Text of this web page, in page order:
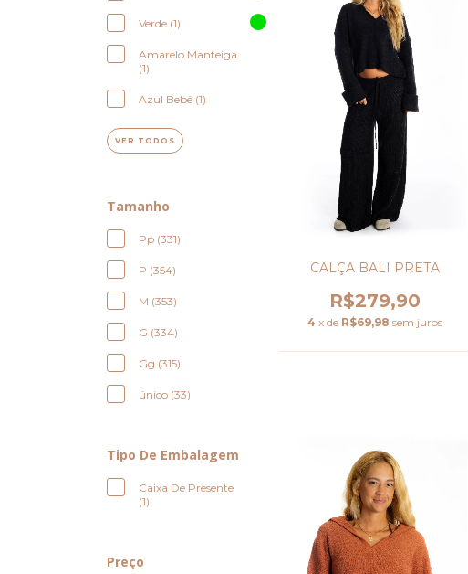
Verde (1)
Amarelo Manteiga
(1)
Azul Bebê (1)
VER TODOS
Tamanho
Pp (331)
P (354)
M (353)
G (334)
Gg (315)
único (33)
Tipo De Embalagem
Caixa De Presente
(1)
Preço
CALÇA BALI PRETA
R$279,90
4 x de R$69,98 sem juros